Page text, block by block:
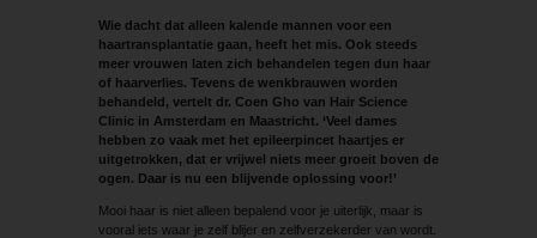
Wie dacht dat alleen kalende mannen voor een
haartransplantatie gaan, heeft het mis. Ook steeds
meer vrouwen laten zich behandelen tegen dun haar
of haarverlies. Tevens de wenkbrauwen worden
behandeld, vertelt dr. Coen Gho van Hair Science
Clinic in Amsterdam en Maastricht. ‘Veel dames
hebben zo vaak met het epileerpincet haartjes er
uitgetrokken, dat er vrijwel niets meer groeit boven de
ogen. Daar is nu een blijvende oplossing voor!’
Mooi haar is niet alleen bepalend voor je uiterlijk, maar is
vooral iets waar je zelf blijer en zelfverzekerder van wordt.